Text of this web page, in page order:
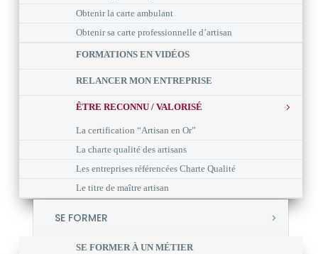
Obtenir la carte ambulant
Obtenir sa carte professionnelle d’artisan
FORMATIONS EN VIDÉOS
RELANCER MON ENTREPRISE
ÊTRE RECONNU / VALORISÉ
La certification “Artisan en Or”
La charte qualité des artisans
Les entreprises référencées Charte Qualité
Le titre de maître artisan
SE FORMER
SE FORMER À UN MÉTIER